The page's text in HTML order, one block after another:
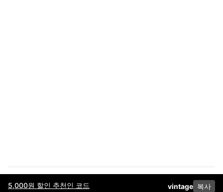
5,000원 할인 추천인 코드 vintage 복사